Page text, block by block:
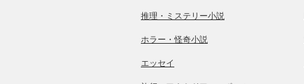
推理・ミステリー小説
ホラー・怪奇小説
エッセイ